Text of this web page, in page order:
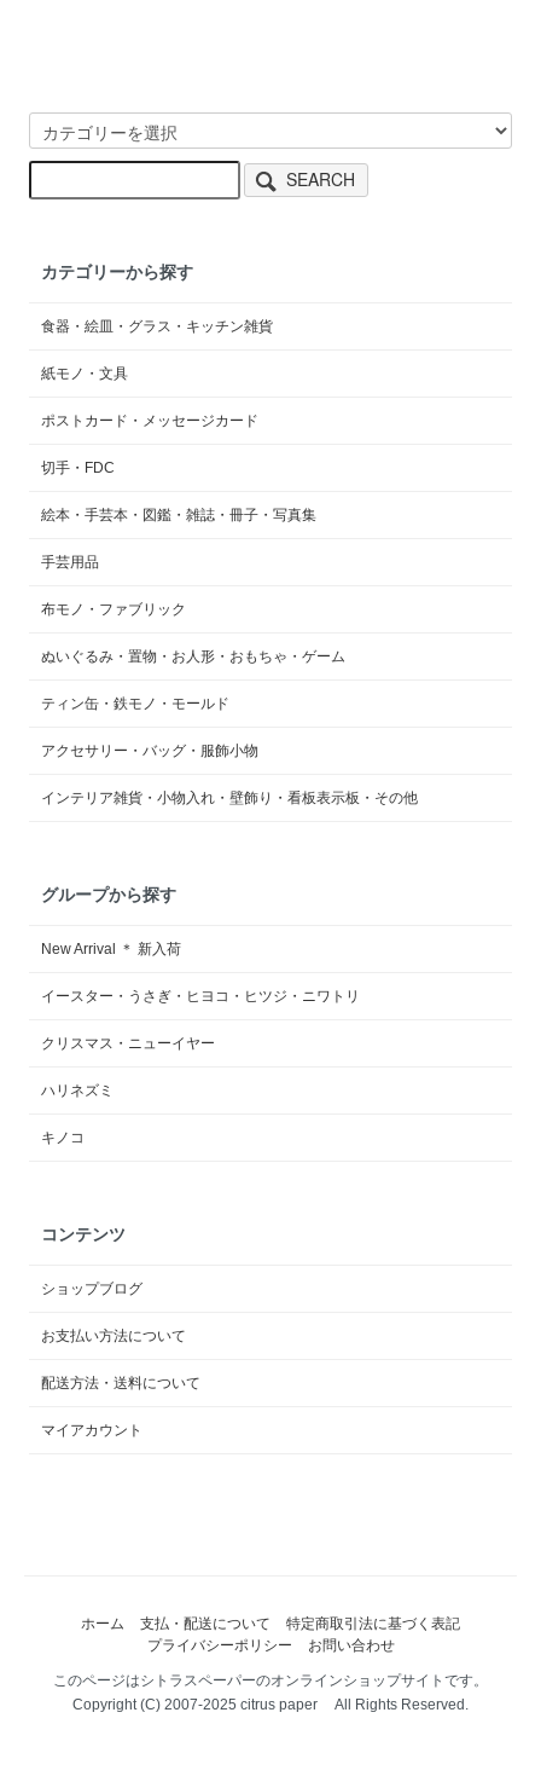
SEARCH
カテゴリーから探す
食器・絵皿・グラス・キッチン雑貨
紙モノ・文具
ポストカード・メッセージカード
切手・FDC
絵本・手芸本・図鑑・雑誌・冊子・写真集
手芸用品
布モノ・ファブリック
ぬいぐるみ・置物・お人形・おもちゃ・ゲーム
ティン缶・鉄モノ・モールド
アクセサリー・バッグ・服飾小物
インテリア雑貨・小物入れ・壁飾り・看板表示板・その他
グループから探す
New Arrival ＊ 新入荷
イースター・うさぎ・ヒヨコ・ヒツジ・ニワトリ
クリスマス・ニューイヤー
ハリネズミ
キノコ
コンテンツ
ショップブログ
お支払い方法について
配送方法・送料について
マイアカウント
ホーム 支払・配送について
特定商取引法に基づく表記
プライバシーポリシー
お問い合わせ
このページはシトラスペーパーのオンラインショップサイトです。
Copyright (C) 2007-2025 citrus paper All Rights Reserved.